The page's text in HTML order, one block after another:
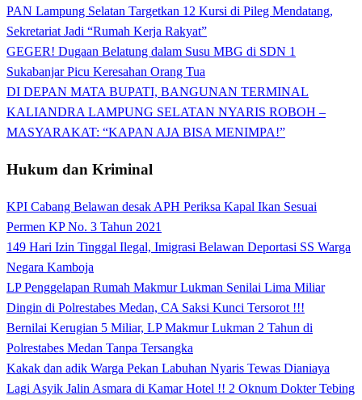
PAN Lampung Selatan Targetkan 12 Kursi di Pileg Mendatang,
Sekretariat Jadi “Rumah Kerja Rakyat”
GEGER! Dugaan Belatung dalam Susu MBG di SDN 1
Sukabanjar Picu Keresahan Orang Tua
DI DEPAN MATA BUPATI, BANGUNAN TERMINAL
KALIANDRA LAMPUNG SELATAN NYARIS ROBOH –
MASYARAKAT: “KAPAN AJA BISA MENIMPA!”
Hukum dan Kriminal
KPI Cabang Belawan desak APH Periksa Kapal Ikan Sesuai
Permen KP No. 3 Tahun 2021
149 Hari Izin Tinggal Ilegal, Imigrasi Belawan Deportasi SS Warga
Negara Kamboja
LP Penggelapan Rumah Makmur Lukman Senilai Lima Miliar
Dingin di Polrestabes Medan, CA Saksi Kunci Tersorot !!!
Bernilai Kerugian 5 Miliar, LP Makmur Lukman 2 Tahun di
Polrestabes Medan Tanpa Tersangka
Kakak dan adik Warga Pekan Labuhan Nyaris Tewas Dianiaya
Lagi Asyik Jalin Asmara di Kamar Hotel !! 2 Oknum Dokter Tebing